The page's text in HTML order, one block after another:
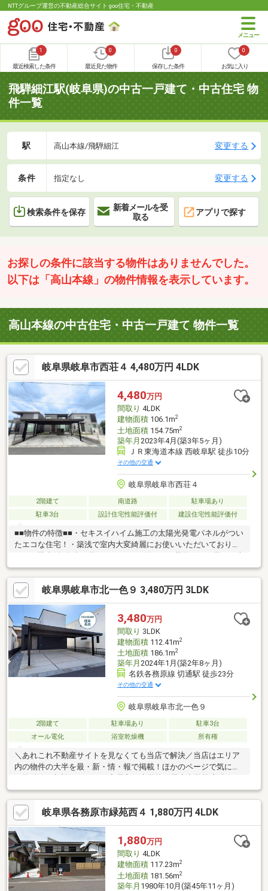
NTTグループ運営の不動産総合サイト goo住宅・不動産
1
最近検索した条件
0
最近見た物件
0
保存した条件
0
お気に入り
飛騨細江駅(岐阜県)の中古一戸建て・中古住宅 物
件一覧
駅 高山本線/飛騨細江 変更する
条件 指定なし 変更する
検索条件を保存
新着メールを受
取る
アプリで探す
お探しの条件に該当する物件はありませんでした。
以下は「高山本線」の物件情報を表示しています。
高山本線の中古住宅・中古一戸建て 物件一覧
岐阜県岐阜市西荘４ 4,480万円 4LDK
4,480万円
間取り 4LDK
建物面積106.1m2
土地面積154.75m2
築年月 2023年4月(築3年5ヶ月)
ＪＲ東海道本線 西岐阜駅 徒歩10分
その他の交通
岐阜県岐阜市西荘４
2階建て 南道路
駐車場あり
駐車3台
設計住宅性能評価付 建設住宅性能評価付
■■物件の特徴■■・セキスイハイム施工の太陽光発電パネルがつい
たエコな住宅！・築浅で室内大変綺麗にお使いいただいておりま
切なお車を守り、荷物の運搬も楽々！・保育園や公園、小中学校
が徒歩圏内の為お子さまが大きくなっても暮らせるお家です！・
「西岐阜」駅まで徒歩約10分！通勤通学に便利な立地です！■■周
辺環境■■・市橋小学校…徒歩11分・精華中学校…徒歩約7分・JR東
海道本線「西岐阜」駅…徒歩約10分・岐阜市コミュニティバス
「ＪＡぎふ市橋支店」停…徒歩約3分・バロー鏡島店…徒歩約5分・
ローソン岐阜西荘店…徒歩約4分
岐阜県岐阜市北一色９ 3,480万円 3LDK
3,480万円
間取り 3LDK
建物面積112.41m2
土地面積186.1m2
築年月 2024年1月(築2年8ヶ月)
名鉄各務原線 切通駅 徒歩23分
その他の交通
岐阜県岐阜市北一色９
2階建て 駐車場あり
駐車3台
オール電化
浴室乾燥機 所有権
＼あれこれ不動産サイトを見なくても当店で解決／当店はエリア
内の物件の大半を最・新・情・報で掲載！ほかのページで気にな
ス「岐阜県総合医療センター北」停まで徒歩約2分◆オール電化
◆全居室収納＋納戸、SCL、WICで収納も充実◆リモートワーク
にも使える書斎あり※写真をクリックすると、詳細をご覧いただ
けます。＝＝＝＝＝＝＝＝＝＝＝＝＝＝＝＝＝＝＝＝＝＝＝＝＝
お客様のご都合に合わせてご案内します。お気軽にお問い合わせ
ください。＝＝＝＝＝＝＝＝＝＝＝＝＝＝＝＝＝＝＝＝＝＝＝＝
＝
岐阜県各務原市緑苑西４ 1,880万円 4LDK
1,880万円
間取り 4LDK
建物面積117.23m2
土地面積181.56m2
築年月 1980年10月(築45年11ヶ月)